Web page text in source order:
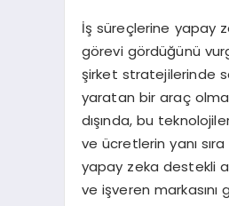
İş süreçlerine yapay
görevi gördüğünü
şirket stratejilerinde
yaratan bir araç
dışında, bu
ve ücretlerin yanı
yapay zeka destekli
ve işveren